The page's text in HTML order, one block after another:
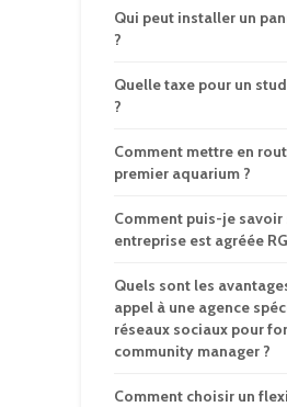
Qui peut installer un
?
Quelle taxe pour un
?
Comment mettre en
premier aquarium ?
Comment puis-je savoir
entreprise est agréée
Quels sont les
appel à une agence
réseaux sociaux pour
community manager ?
Comment choisir un